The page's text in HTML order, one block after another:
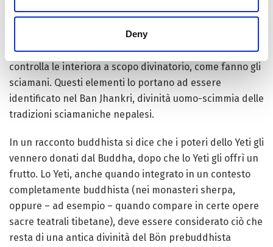
Deny
e sentire a lunghe distanze, trasformarsi nella forma di
qualunque animale e compie rituali sciamanici durante
la luna piena. Degli animali che uccide cacciando ne
controlla le interiora a scopo divinatorio, come fanno gli
sciamani. Questi elementi lo portano ad essere
identificato nel Ban Jhankri, divinità uomo-scimmia delle
tradizioni sciamaniche nepalesi.
In un racconto buddhista si dice che i poteri dello Yeti gli
vennero donati dal Buddha, dopo che lo Yeti gli offrì un
frutto. Lo Yeti, anche quando integrato in un contesto
completamente buddhista (nei monasteri sherpa,
oppure – ad esempio – quando compare in certe opere
sacre teatrali tibetane), deve essere considerato ciò che
resta di una antica divinità del Bön prebuddhista